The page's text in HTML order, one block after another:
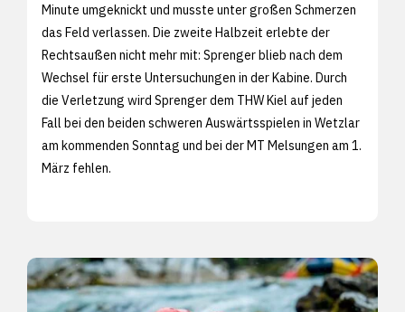
Minute umgeknickt und musste unter großen Schmerzen
das Feld verlassen. Die zweite Halbzeit erlebte der
Rechtsaußen nicht mehr mit: Sprenger blieb nach dem
Wechsel für erste Untersuchungen in der Kabine. Durch
die Verletzung wird Sprenger dem THW Kiel auf jeden
Fall bei den beiden schweren Auswärtsspielen in Wetzlar
am kommenden Sonntag und bei der MT Melsungen am 1.
März fehlen.